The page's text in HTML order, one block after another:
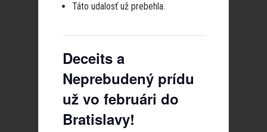
Táto udalosť už prebehla.
Deceits a
Neprebudený prídu
už vo februári do
Bratislavy!